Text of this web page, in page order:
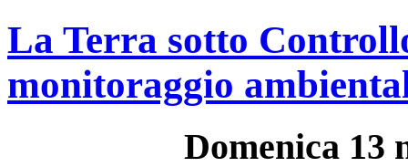
La Terra sotto
monitoraggio
Domenica 13